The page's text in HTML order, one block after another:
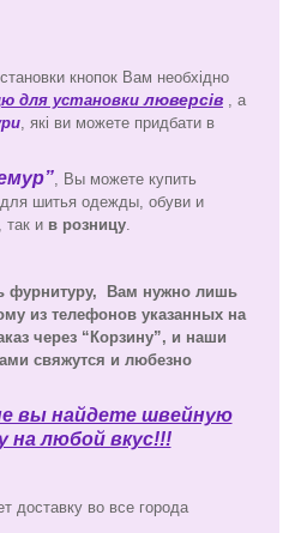
кнопок Вам необхідно
для установкилюверсів , а
, які ви можете придбати в
, Вы можете купить
шитья одежды, обуви и
, так и в розницу
фурнитуру, Вам нужно лишь
из телефонов указанных на
через “Корзину”, и наши
свяжутся и любезно
вы найдете швейную
на любой вкус!!!
доставку во все города